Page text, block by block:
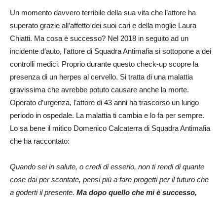
Un momento davvero terribile della sua vita che l’attore ha
superato grazie all’affetto dei suoi cari e della moglie Laura
Chiatti. Ma cosa è successo? Nel 2018 in seguito ad un
incidente d’auto, l’attore di Squadra Antimafia si sottopone a dei
controlli medici. Proprio durante questo check-up scopre la
presenza di un herpes al cervello. Si tratta di una malattia
gravissima che avrebbe potuto causare anche la morte.
Operato d’urgenza, l’attore di 43 anni ha trascorso un lungo
periodo in ospedale. La malattia ti cambia e lo fa per sempre.
Lo sa bene il mitico Domenico Calcaterra di Squadra Antimafia
che ha raccontato:
Quando sei in salute, o credi di esserlo, non ti rendi di quante
cose dai per scontate, pensi più a fare progetti per il futuro che
a goderti il presente. Ma dopo quello che mi è successo,